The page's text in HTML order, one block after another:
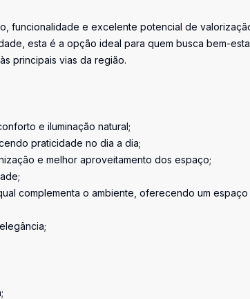
funcionalidade e excelente potencial de
esta é a opção ideal para quem busca bem-
principais vias da região.
e iluminação natural;
praticidade no dia a dia;
e melhor aproveitamento dos espaço;
complementa o ambiente, oferecendo um